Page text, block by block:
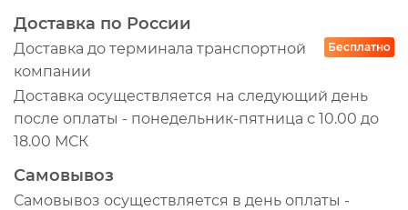
Доставка по России
Доставка до терминала транспортной
компании
Бесплатно
Доставка осуществляется на следующий день
после оплаты - понедельник-пятница с 10.00 до
18.00 МСК
Самовывоз
Самовывоз осуществляется в день оплаты -